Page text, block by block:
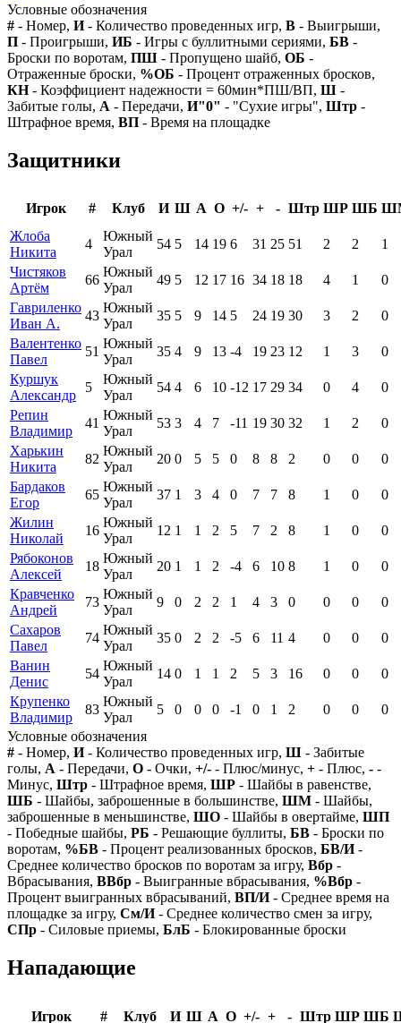
Условные обозначения
# - Номер, И- Количество проведенных игр, В - Выигрыши,
П - Проигрыши, ИБ - Игры с буллитными сериями, БВ -
Броски по воротам, ПШ - Пропущено шайб, ОБ -
Отраженные броски, %ОБ - Процент отраженных бросков,
КН- Коэффициент надежности = 60мин*ПШ/ВП, Ш -
Забитые голы, А - Передачи, И"0" - "Сухие игры", Штр -
Штрафное время, ВП - Время на площадке
Защитники
Игрок # Клуб И Ш А О +/- + - Штр ШР ШБ
Жлоба
Никита
4
Южный
Урал
54 5 14 19 6 31 25 51 2 2
1
Чистяков
Артём
66
Южный
Урал
49 5 12 17 16 34 18 18 4 1
0
Гавриленко
Иван А.
43
Южный
Урал
35 5 9 14 5 24 19 30 3 2
0
Валентенко
Павел
51
Южный
Урал
35 4 9 13 -4 19 23 12 1 3
0
Куршук
Александр
5
Южный
Урал
54 4 6 10 -12 17 29 34 0 4
0
Репин
Владимир
41
Южный
Урал
53 3 4 7 -11 19 30 32 1 2
0
Харькин
Никита
82
Южный
Урал
20 0 5 5 0 8 8 2 0 0
0
Бардаков
Егор
65
Южный
Урал
37 1 3 4 0 7 7 8 1 0
0
Жилин
Николай
16
Южный
Урал
12 1 1 2 5 7 2 8 1 0
0
Рябоконов
Алексей
18
Южный
Урал
20 1 1 2 -4 6 10 8 1 0
0
Кравченко
Андрей
73
Южный
Урал
9 0 2 2 1 4 3 0 0 0
0
Сахаров
Павел
74
Южный
Урал
35 0 2 2 -5 6 11 4 0 0
0
Ванин
Денис
54
Южный
Урал
14 0 1 1 2 5 3 16 0 0
0
Крупенко
Владимир
83
Южный
Урал
5 0 0 0 -1 0 1 2 0 0
0
Условные обозначения
# - Номер, И- Количество проведенных игр, Ш - Забитые
голы, А - Передачи, О - Очки, +/- - Плюс/минус, + - Плюс, - -
Минус, Штр - Штрафное время, ШР - Шайбы в равенстве,
ШБ - Шайбы, заброшенные в большинстве, ШМ - Шайбы,
заброшенные в меньшинстве, ШО - Шайбы в овертайме, ШП
- Победные шайбы, РБ - Решающие буллиты, БВ - Броски по
воротам, %БВ - Процент реализованных бросков, БВ/И-
Среднее количество бросков по воротам за игру, Вбр -
Вбрасывания, ВВбр - Выигранные вбрасывания, %Вбр -
Процент выигранных вбрасываний, ВП/И- Среднее время на
площадке за игру, См/И- Среднее количество смен за игру,
СПр - Силовые приемы, БлБ - Блокированные броски
Нападающие
Игрок # Клуб И Ш А О +/- + - Штр ШР ШБ